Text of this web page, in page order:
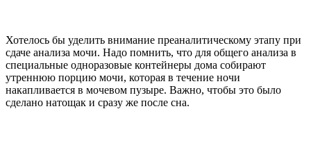
Хотелось бы уделить внимание преаналитическому этапу при
сдаче анализа мочи. Надо помнить, что для общего анализа в
специальные одноразовые контейнеры дома собирают
утреннюю порцию мочи, которая в течение ночи
накапливается в мочевом пузыре. Важно, чтобы это было
сделано натощак и сразу же после сна.